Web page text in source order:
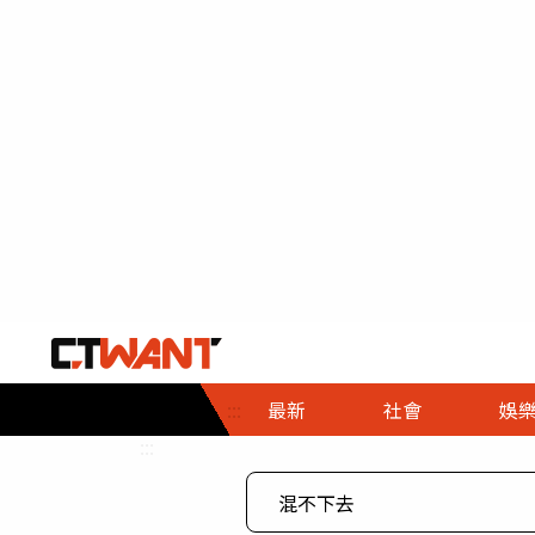
::: 最新 社會
社會首頁
時事
娛樂
娛樂首頁
即時
專題
財經首頁
熱線
３Ｃ
政